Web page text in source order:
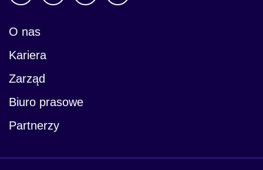
O nas
Kariera
Zarząd
Biuro prasowe
Partnerzy